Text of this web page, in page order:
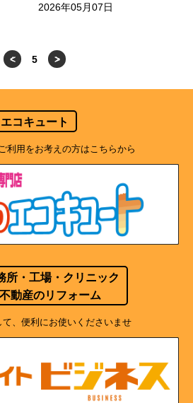
2026年05月07日
< 5 >
エコキュート
利用をお考えの方はこちらから
所・工場・クリニック
動産のリフォーム
、便利にお使いくださいませ